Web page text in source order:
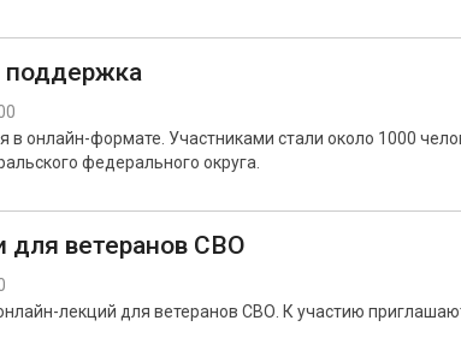
поддержка
в онлайн-формате. Участниками стали около 1000
федерального округа.
для ветеранов СВО
лекций для ветеранов СВО. К участию